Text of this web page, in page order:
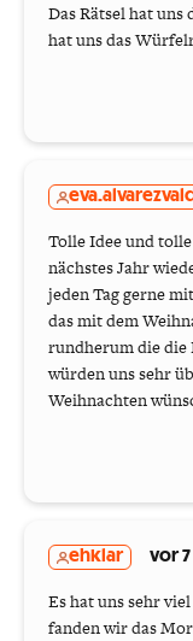
Das Rätsel hat
hat uns das
Tolle Idee und
nächstes Jahr
jeden Tag gerne
das mit dem
rundherum die die
würden uns sehr
Weihnachten
ehklar vor
Es hat uns sehr
fanden wir das